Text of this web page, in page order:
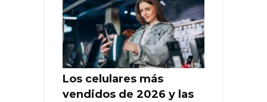
Los celulares más
vendidos de 2026 y las